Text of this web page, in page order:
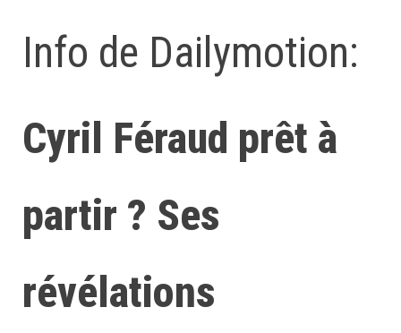
Info de Dailymotion:
Cyril Féraud prêt à
partir ? Ses
révélations